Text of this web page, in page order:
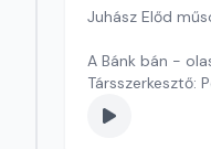
Juhász Előd
A Bánk bán -
Társszerkesztő: